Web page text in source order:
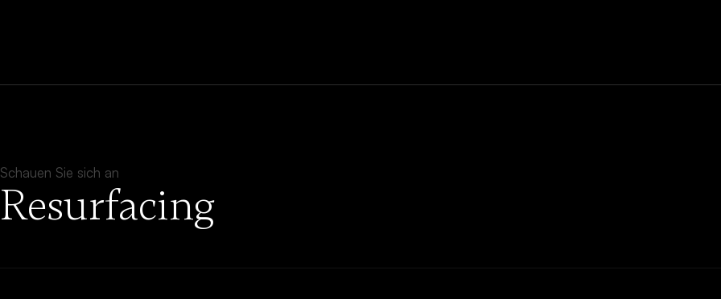
Schauen Sie sich an
Resurfacing